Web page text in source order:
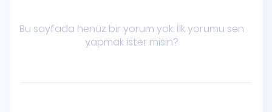
Bu sayfada henüz bir yorum yok. İlk yorumu sen
yapmak ister misin?